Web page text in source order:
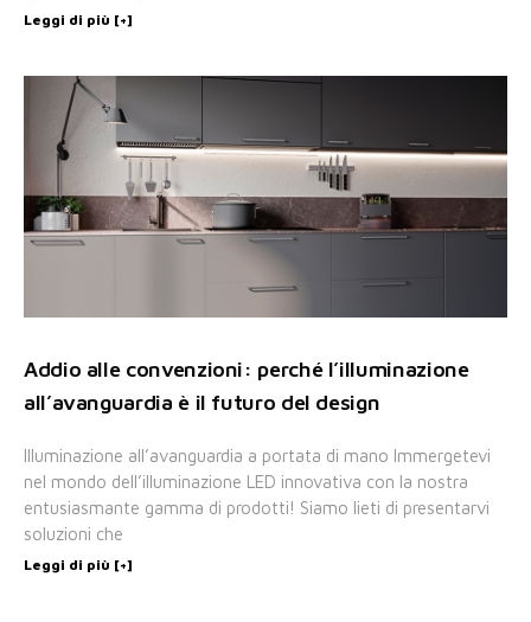
Leggi di più [+]
Addio alle convenzioni: perché l’illuminazione
all’avanguardia è il futuro del design
Illuminazione all’avanguardia a portata di mano Immergetevi
nel mondo dell’illuminazione LED innovativa con la nostra
entusiasmante gamma di prodotti! Siamo lieti di presentarvi
soluzioni che
Leggi di più [+]